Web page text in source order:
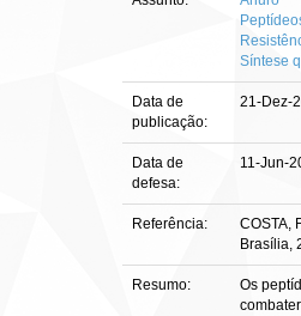
Síntese
Data de
publicação:
21-Dez-
Data de
defesa:
11-Jun-
Referência:
COSTA,
Brasília,
Resumo:
Os